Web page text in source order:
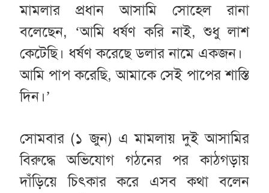
মামলার প্রধান আসামি সোহেল রানা
বলেছেন, ‘আমি ধর্ষণ করি নাই, শুধু লাশ
কেটেছি। ধর্ষণ করেছে ডলার নামে একজন।
আমি পাপ করেছি, আমাকে সেই পাপের শাস্তি
দিন।’
সোমবার (১ জুন) এ মামলায় দুই আসামির
বিরুদ্ধে অভিযোগ গঠনের পর কাঠগড়ায়
দাঁড়িয়ে চিৎকার করে এসব কথা বলেন